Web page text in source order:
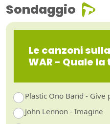
Sondaggio
Le canzoni
WAR - Quale
Plastic Ono Band - Give
John Lennon - Imagine